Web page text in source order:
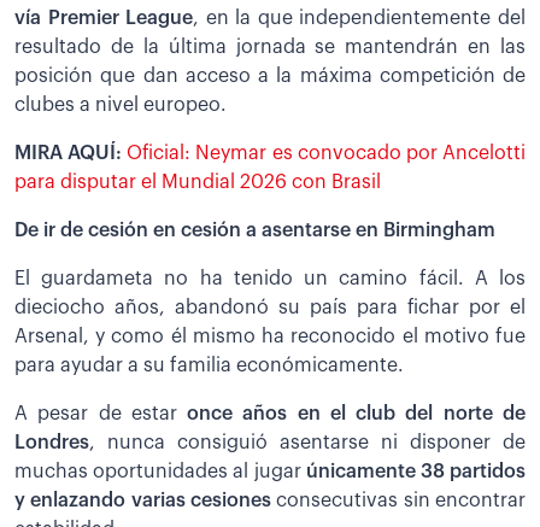
vía Premier League, en la que independientemente del
resultado de la última jornada se mantendrán en las
posición que dan acceso a la máxima competición de
clubes a nivel europeo.
MIRA AQUÍ: Oficial: Neymar es convocado por Ancelotti
para disputar el Mundial 2026 con Brasil
De ir de cesión en cesión a asentarse en Birmingham
El guardameta no ha tenido un camino fácil. A los
dieciocho años, abandonó su país para fichar por el
Arsenal, y como él mismo ha reconocido el motivo fue
para ayudar a su familia económicamente.
A pesar de estaronce años en el club del norte de
Londres, nunca consiguió asentarse ni disponer de
muchas oportunidades al jugar únicamente 38 partidos
y enlazando varias cesiones consecutivas sin encontrar